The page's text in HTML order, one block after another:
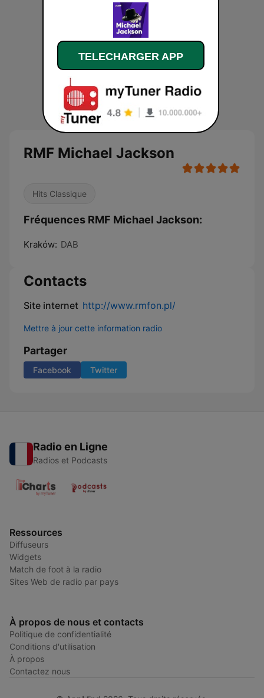
RMF Michael Jackson
Hits Classique
Fréquences RMF Michael Jackson:
Kraków: DAB
Contacts
Site internet http://www.rmfon.pl/
Mettre à jour cette information radio
Partager
Facebook Twitter
Radio en Ligne
Radios et Podcasts
Ressources
Diffuseurs
Widgets
Match de foot à la radio
Sites Web de radio par pays
À propos de nous et contacts
Politique de confidentialité
Conditions d'utilisation
À propos
Contactez nous
TELECHARGER APP